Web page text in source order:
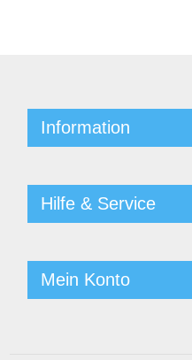
Information
Hilfe & Service
Mein Konto